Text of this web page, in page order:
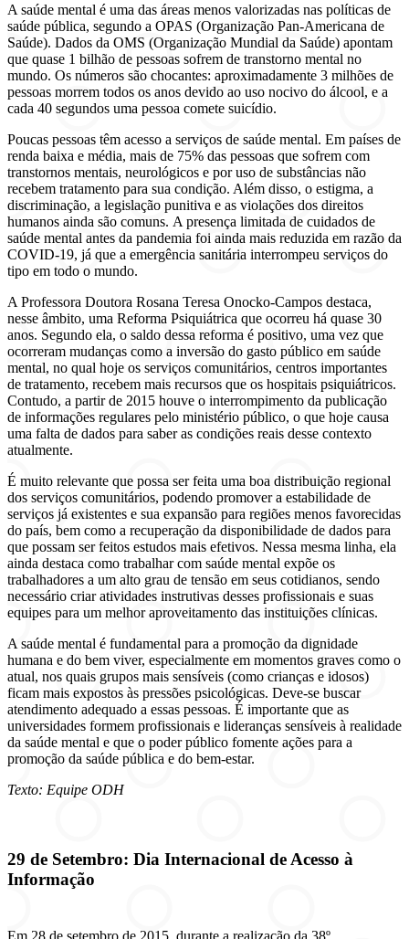
A saúde mental é uma das áreas menos valorizadas nas políticas de
saúde pública, segundo a OPAS (Organização Pan-Americana de
Saúde). Dados da OMS (Organização Mundial da Saúde) apontam
que quase 1 bilhão de pessoas sofrem de transtorno mental no
mundo. Os números são chocantes: aproximadamente 3 milhões de
pessoas morrem todos os anos devido ao uso nocivo do álcool, e a
cada 40 segundos uma pessoa comete suicídio.
Poucas pessoas têm acesso a serviços de saúde mental. Em países de
renda baixa e média, mais de 75% das pessoas que sofrem com
transtornos mentais, neurológicos e por uso de substâncias não
recebem tratamento para sua condição. Além disso, o estigma, a
discriminação, a legislação punitiva e as violações dos direitos
humanos ainda são comuns. A presença limitada de cuidados de
saúde mental antes da pandemia foi ainda mais reduzida em razão da
COVID-19, já que a emergência sanitária interrompeu serviços do
tipo em todo o mundo.
A Professora Doutora Rosana Teresa Onocko-Campos destaca,
nesse âmbito, uma Reforma Psiquiátrica que ocorreu há quase 30
anos. Segundo ela, o saldo dessa reforma é positivo, uma vez que
ocorreram mudanças como a inversão do gasto público em saúde
mental, no qual hoje os serviços comunitários, centros importantes
de tratamento, recebem mais recursos que os hospitais psiquiátricos.
Contudo, a partir de 2015 houve o interrompimento da publicação
de informações regulares pelo ministério público, o que hoje causa
uma falta de dados para saber as condições reais desse contexto
atualmente.
É muito relevante que possa ser feita uma boa distribuição regional
dos serviços comunitários, podendo promover a estabilidade de
serviços já existentes e sua expansão para regiões menos favorecidas
do país, bem como a recuperação da disponibilidade de dados para
que possam ser feitos estudos mais efetivos. Nessa mesma linha, ela
ainda destaca como trabalhar com saúde mental expõe os
trabalhadores a um alto grau de tensão em seus cotidianos, sendo
necessário criar atividades instrutivas desses profissionais e suas
equipes para um melhor aproveitamento das instituições clínicas.
A saúde mental é fundamental para a promoção da dignidade
humana e do bem viver, especialmente em momentos graves como o
atual, nos quais grupos mais sensíveis (como crianças e idosos)
ficam mais expostos às pressões psicológicas. Deve-se buscar
atendimento adequado a essas pessoas. É importante que as
universidades formem profissionais e lideranças sensíveis à realidade
da saúde mental e que o poder público fomente ações para a
promoção da saúde pública e do bem-estar.
Texto: Equipe ODH
29 de Setembro: Dia Internacional de Acesso à
Informação
Em 28 de setembro de 2015, durante a realização da 38º